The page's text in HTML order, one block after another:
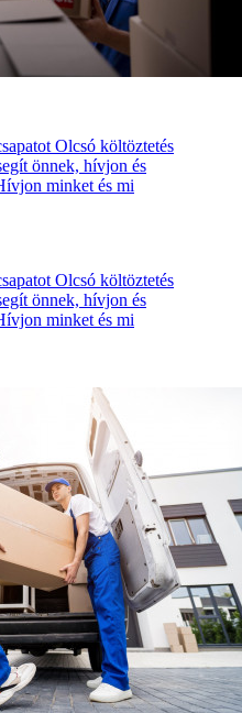
Olcsó költöztetés
önnek, hívjon és
minket és mi
Olcsó költöztetés
önnek, hívjon és
minket és mi